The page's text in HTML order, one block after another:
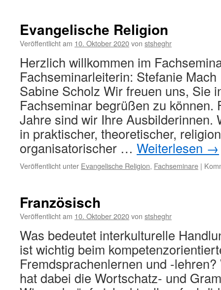
Evangelische Religion
Veröffentlicht am 10. Oktober 2020von stsheghr
Herzlich willkommen im
Fachseminarleiterin: Stefanie
Sabine Scholz Wir freuen uns, Sie
Fachseminar begrüßen zu können.
Jahre sind wir Ihre Ausbilderinnen.
in praktischer, theoretischer,
organisatorischer … Weiterlesen →
Veröffentlicht unter Evangelische Religion, Fachseminare |
Französisch
Veröffentlicht am 10. Oktober 2020von stsheghr
Was bedeutet interkulturelle
ist wichtig beim
Fremdsprachenlernen und -
hat dabei die Wortschatz- und